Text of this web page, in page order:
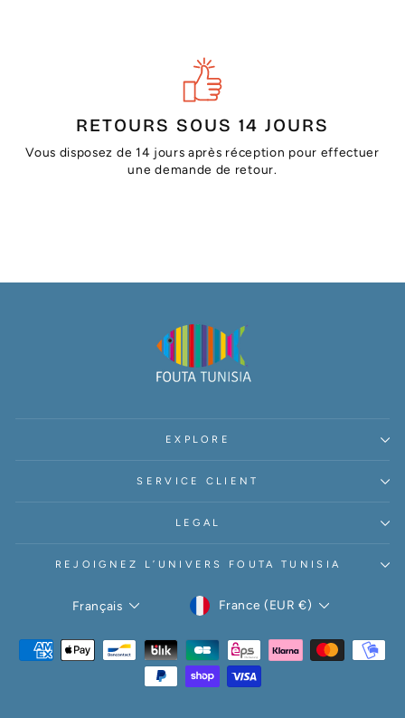
RETOURS SOUS 14 JOURS
Vous disposez de 14 jours après réception pour effectuer
une demande de retour.
EXPLORE
SERVICE CLIENT
LEGAL
REJOIGNEZ L’UNIVERS FOUTA TUNISIA
LANGUE
Français DEVISE
France (EUR €)